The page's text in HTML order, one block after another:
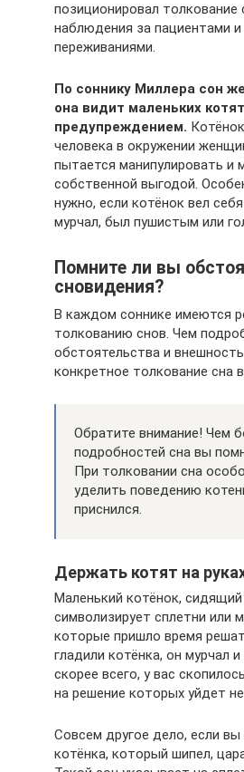
позиционировал толкование
наблюдения за пациентами
переживаниями.
По соннику Миллера сон
она видит маленьких
предупреждением.
человека в окружении
пытается манипулировать и
собственной выгодой.
нужно, если котёнок вел
мурчал, был пушистым или
Помните ли вы
сновидения?
В каждом соннике имеются
толкованию снов. Чем
обстоятельства и
конкретное толкование сна
Обратите внимание! Чем
подробностей сна вы
При толковании сна
уделить поведению
приснился.
Держать котят на
Маленький котёнок, сидящий
символизирует сплетни или
которые пришло время
гладили котёнка, он мурчал
скорее всего, у вас
на решение которых уйдет
Совсем другое дело, если вы
котёнка, который шипел,